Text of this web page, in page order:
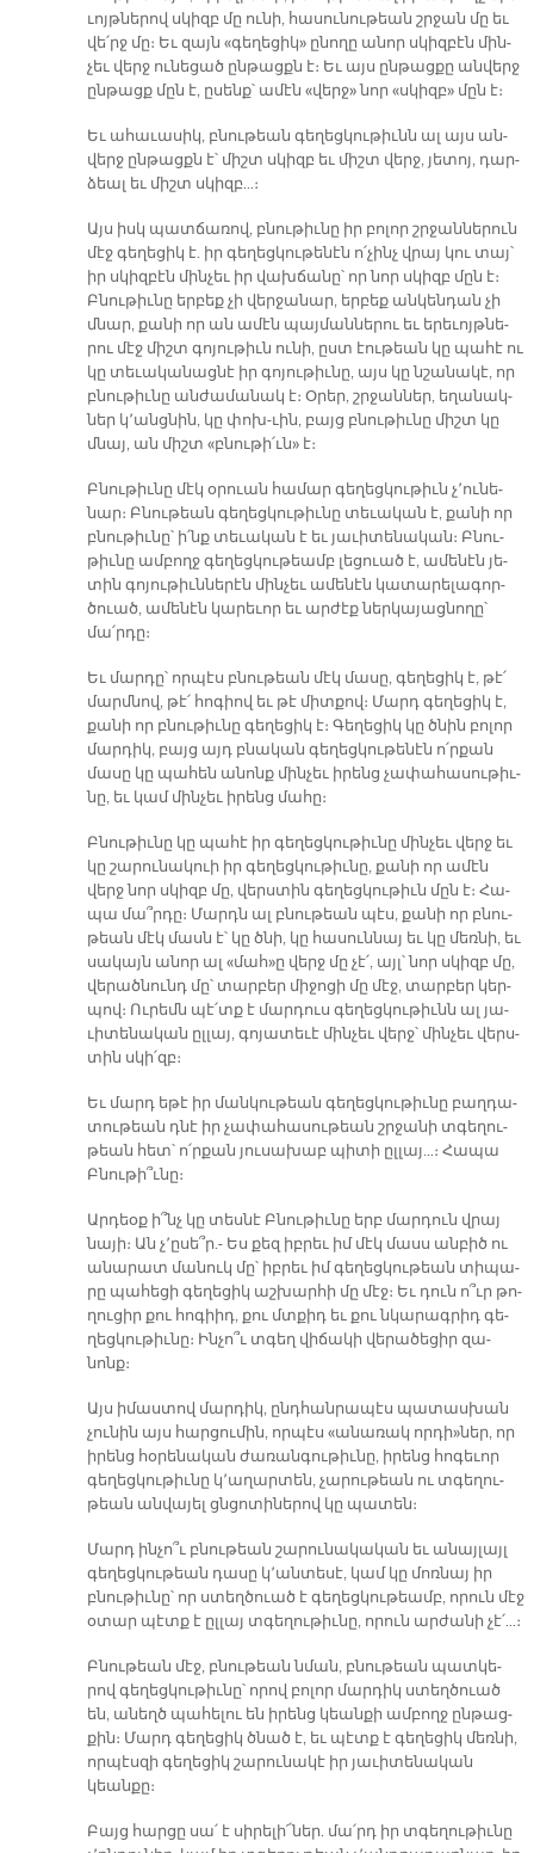
ւոյթ­նե­րով սկիզբ մը ու­նի, հա­սու­նու­թեան շրջան մը եւ
վե՛րջ մը։ Եւ զայն «գե­ղե­ցիկ» ը­նո­ղը ա­նոր սկիզ­բէն մին­
չեւ վերջ ու­նե­ցած ըն­թացքն է։ Եւ այս ըն­թաց­քը ան­վերջ
ըն­թացք մըն է, ը­սենք՝ ամէն «վերջ» նոր «սկիզբ» մըն է։
Եւ ա­հա­ւա­սիկ, բնու­թեան գե­ղեց­կու­թիւնն ալ այս ան­
վերջ ըն­թացքն է՝ միշտ սկիզբ եւ միշտ վերջ, յե­տոյ, դար­
ձեալ եւ միշտ սկիզբ…։
Այս իսկ պատ­ճա­ռով, բնու­թիւ­նը իր բո­լոր շրջան­նե­րուն
մէջ գե­ղե­ցիկ է. իր գե­ղեց­կու­թե­նէն ո՛­չինչ վրայ կու տայ՝
իր սկիզ­բէն մին­չեւ իր վախ­ճա­նը՝ որ նոր սկիզբ մըն է։
Բնու­թիւ­նը եր­բեք չի վեր­ջա­նար, եր­բեք ան­կեն­դան չի
մնար, քա­նի որ ան ա­մէն պայ­ման­նե­րու եւ ե­րե­ւոյթ­նե­
րու մէջ միշտ գո­յու­թիւն ու­նի, ըստ էու­թեան կը պա­հէ ու
կը տե­ւա­կանաց­նէ իր գո­յու­թիւ­նը, այս կը նշա­նա­կէ, որ
բնու­թիւ­նը ան­ժա­մա­նակ է։ Օ­րեր, շրջան­ներ, ե­ղա­նակ­
ներ կ՚անց­նին, կը փո­խ-ւին, բայց բնու­թիւ­նը միշտ կը
մնայ, ան միշտ «բնու­թի՛ւն» է։
Բնու­թիւ­նը մէկ օ­րուան հա­մար գե­ղեց­կու­թիւն չ՚ու­նե­
նար։ Բնու­թեան գե­ղեց­կու­թիւ­նը տե­ւա­կան է, քա­նի որ
բնու­թիւ­նը՝ ի՛նք տե­ւա­կան է եւ յա­ւի­տե­նա­կան։ Բնու­
թիւ­նը ամ­բողջ գե­ղեց­կու­թեամբ լե­ցուած է, ա­մե­նէն յե­
տին գո­յու­թիւն­նե­րէն մին­չեւ ա­մե­նէն կա­տա­րե­լա­գոր­
ծուած, ա­մե­նէն կա­րե­ւոր եւ ար­ժէք ներ­կա­յաց­նող­ը՝
մա՛ր­դը։
Եւ մար­դը՝ որ­պէս բնու­թեան մէկ մա­սը, գե­ղե­ցիկ է, թէ՛
մարմ­նով, թէ՛ հո­գիով եւ թէ միտ­քով։ Մարդ գե­ղե­ցիկ է,
քա­նի որ բնու­թիւ­նը գե­ղե­ցիկ է։ Գե­ղե­ցիկ կը ծնին բո­լոր
մար­դիկ, բայց այդ բնա­կան գե­ղեց­կու­թե­նէն ո՛ր­քան
մա­սը կը պա­հեն ա­նոնք մին­չեւ ի­րենց չա­փա­հա­սու­թիւ­
նը, եւ կամ մին­չեւ ի­րենց մա­հը։
Բնու­թիւ­նը կը պա­հէ իր գե­ղեց­կու­թիւ­նը մին­չեւ վերջ եւ
կը շա­րու­նա­կուի իր գե­ղեց­կու­թիւ­նը, քա­նի որ ա­մէն
վերջ նոր սկիզբ մը, վերս­տին գե­ղեց­կու­թիւն մըն է։ Հա­
պա մա՞ր­դը։ Մարդն ալ բնու­թեան պէս, քա­նի որ բնու­
թեան մէկ մասն է՝ կը ծնի, կը հա­սուն­նայ եւ կը մեռ­նի, եւ
սա­կայն ա­նոր ալ «մահ»ը վերջ մը չէ՛, այլ՝ նոր սկիզբ մը,
վե­րած­նունդ մը՝ տար­բեր մի­ջո­ցի մը մէջ, տար­բեր կեր­
պով։ Ու­րեմն պէ՛տք է մար­դուս գե­ղեց­կու­թիւնն ալ յա­
ւի­տե­նա­կան ըլ­լայ, գո­յա­տե­ւէ մին­չեւ վերջ՝ մին­չեւ վերս­
տին սկի՛զբ։
Եւ մարդ ե­թէ իր ման­կու­թեան գե­ղեց­կու­թիւ­նը բաղ­դա­
տու­թեան դնէ իր չա­փա­հա­սու­թեան շրջա­նի տգե­ղու­
թեան հետ՝ ո՛ր­քան յու­սա­խաբ պի­տի ըլ­լայ…։ Հա­պա
Բնու­թի՞ւ­նը։
Ար­դեօք ի՞նչ կը տես­նէ Բնու­թիւ­նը երբ մար­դուն վրայ
նա­յի։ Ան չ՚ը­սե՞ր.- Ես քեզ իբ­րեւ իմ մէկ մասս ան­բիծ ու
ա­նա­րատ մա­նուկ մը՝ իբ­րեւ իմ գե­ղեց­կու­թեան տի­պա­
րը պա­հե­ցի գե­ղե­ցիկ աշ­խար­հի մը մէջ։ Եւ դուն ո՞ւր թո­
ղու­ցիր քու հո­գիիդ, քու մտքիդ եւ քու նկա­րագ­րիդ գե­
ղեց­կու­թիւ­նը։ Ին­չո՞ւ տգեղ վի­ճա­կի վե­րա­ծե­ցիր զա­
նոնք։
Այս ի­մաս­տով մար­դիկ, ընդ­հան­րա­պէս պա­տաս­խան
չու­նին այս հար­ցու­մին, որ­պէս «ա­նա­ռակ որ­դի»ներ, որ
ի­րենց հօ­րե­նա­կան ժա­ռան­գու­թիւ­նը, ի­րենց հո­գե­ւոր
գե­ղեց­կու­թիւ­նը կ՚ա­ղար­տեն, չա­րու­թեան ու տգե­ղու­
թեան ան­վա­յել ցնցո­տի­նե­րով կը պա­տեն։
Մարդ ին­չո՞ւ բնու­թեան շա­րու­նա­կա­կան եւ ա­նայ­լայլ
գե­ղեց­կու­թեան դա­սը կ՚ան­տե­սէ, կամ կը մոռ­նայ իր
բնու­թիւ­նը՝ որ ստեղծուած է գե­ղեց­կու­թեամբ, ո­րուն մէջ
օ­տար պէտք է ըլ­լայ տգե­ղու­թիւ­նը, ո­րուն ար­ժա­նի չէ՛…։
Բնու­թեան մէջ, բնու­թեան նման, բնու­թեան պատ­կե­
րով գե­ղեց­կու­թիւ­նը՝ ո­րով բո­լոր մար­դիկ ստեղ­ծուած
են, ա­նեղծ պա­հե­լու են ի­րենց կեան­քի ամ­բողջ ըն­թաց­
քին։ Մարդ գե­ղե­ցիկ ծնած է, եւ պէտք է գե­ղե­ցիկ մեռ­նի,
որ­պէս­զի գե­ղե­ցիկ շա­րու­նա­կէ իր յա­ւի­տե­նա­կան
կեան­քը։
Բայց հար­ցը սա՛ է սի­րե­լի՜­ներ. մա՛րդ իր տգե­ղու­թիւ­նը